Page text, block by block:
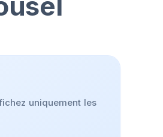
uniquement les